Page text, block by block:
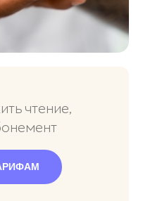
чтение,